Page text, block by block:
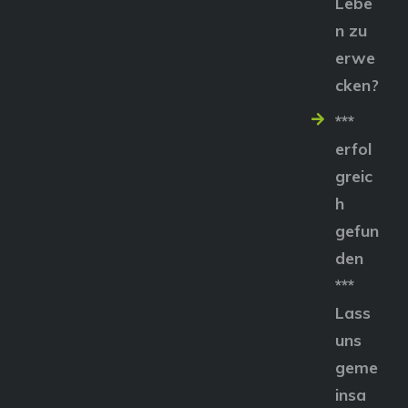
n zu
erwe
cken?
***
erfol
greic
h
gefun
den
***
Lass
uns
geme
insa